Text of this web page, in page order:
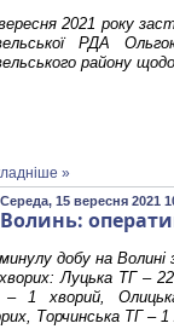
2021 року
РДА
району
»
Середа, 15 вересня 2021
Волинь:
добу на Волині
Луцька ТГ –
– 1 хворий,
Торчинська ТГ –